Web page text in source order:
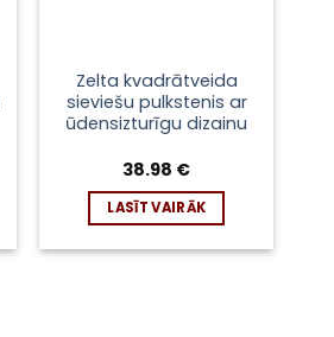
Zelta kvadrātveida
sieviešu pulkstenis ar
ūdensizturīgu dizainu
38.98 €
LASĪT VAIRĀK